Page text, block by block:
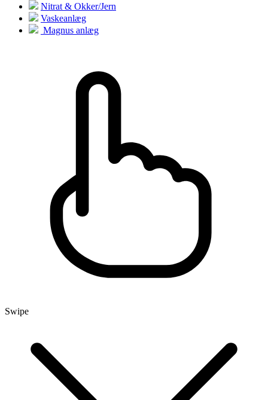
Nitrat & Okker/Jern
Vaskeanlæg
Magnus anlæg
Swipe